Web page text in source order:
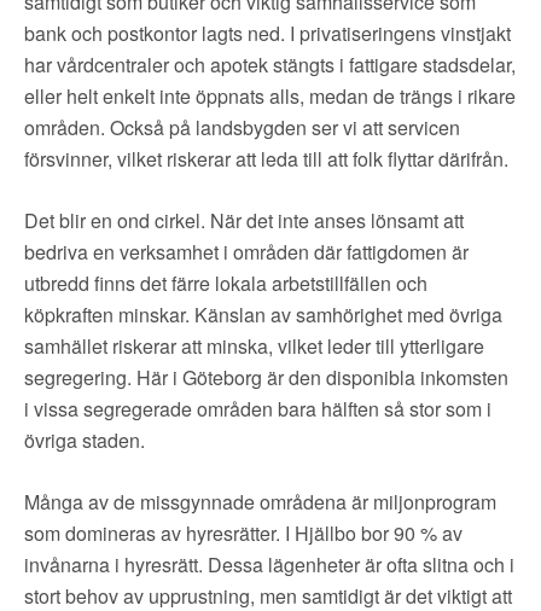
bank och postkontor lagts ned. I privatiseringens vinstjakt
har vårdcentraler och apotek stängts i fattigare stadsdelar,
eller helt enkelt inte öppnats alls, medan de trängs i rikare
områden. Också på landsbygden ser vi att servicen
försvinner, vilket riskerar att leda till att folk flyttar därifrån.
Det blir en ond cirkel. När det inte anses lönsamt att
bedriva en verksamhet i områden där fattigdomen är
utbredd finns det färre lokala arbetstillfällen och
köpkraften minskar. Känslan av samhörighet med övriga
samhället riskerar att minska, vilket leder till ytterligare
segregering. Här i Göteborg är den disponibla inkomsten
i vissa segregerade områden bara hälften så stor som i
övriga staden.
Många av de missgynnade områdena är miljonprogram
som domineras av hyresrätter. I Hjällbo bor 90 % av
invånarna i hyresrätt. Dessa lägenheter är ofta slitna och i
stort behov av upprustning, men samtidigt är det viktigt att